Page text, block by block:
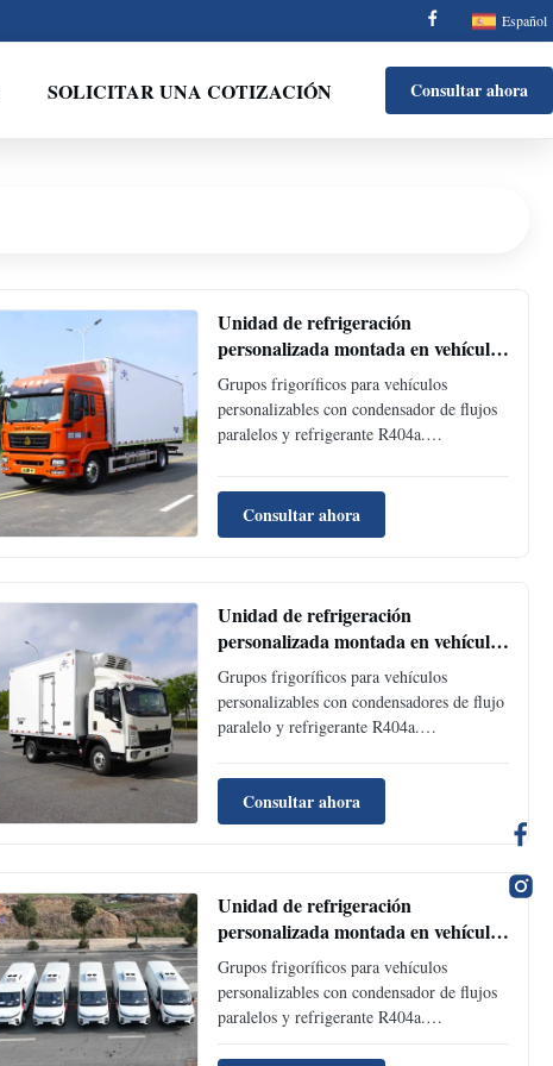
Español
SOLICITAR UNA COTIZACIÓN Consultar ahora
Unidad de refrigeración
personalizada montada en vehículo
con condensador de flujo paralelo y
refrigerante R404a para camiones y
furgonetas
Grupos frigoríficos para vehículos
personalizables con condensador de flujos
paralelos y refrigerante R404a.
temperatura certificado y confiable para
productos perecederos.
Consultar ahora
Unidad de refrigeración
personalizada montada en vehículo
con condensador de flujo paralelo y
refrigerante R404a para camiones y
furgonetas
Grupos frigoríficos para vehículos
personalizables con condensadores de flujo
paralelo y refrigerante R404a.
camiones y furgonetas, que garantiza un
control de temperatura fiable para
productos perecederos.
Consultar ahora
Unidad de refrigeración
personalizada montada en vehículo
con condensador de flujo paralelo y
refrigerante R404a para camiones y
furgonetas
Grupos frigoríficos para vehículos
personalizables con condensador de flujos
paralelos y refrigerante R404a.